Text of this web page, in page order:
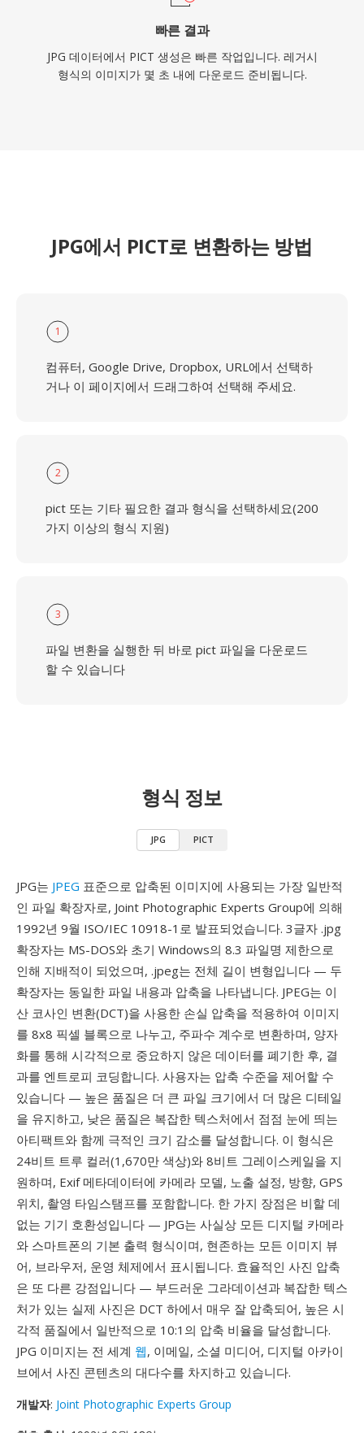
빠른 결과
JPG 데이터에서 PICT 생성은 빠른 작업입니다. 레거시
형식의 이미지가 몇 초 내에 다운로드 준비됩니다.
JPG에서 PICT로 변환하는 방법
1
컴퓨터, Google Drive, Dropbox, URL에서 선택하
거나 이 페이지에서 드래그하여 선택해 주세요.
2
pict 또는 기타 필요한 결과 형식을 선택하세요(200
가지 이상의 형식 지원)
3
파일 변환을 실행한 뒤 바로 pict 파일을 다운로드
할 수 있습니다
형식 정보
JPG PICT
JPG는 JPEG 표준으로 압축된 이미지에 사용되는 가장 일반적
인 파일 확장자로, Joint Photographic Experts Group에 의해
1992년 9월 ISO/IEC 10918-1로 발표되었습니다. 3글자 .jpg
확장자는 MS-DOS와 초기 Windows의 8.3 파일명 제한으로
인해 지배적이 되었으며, .jpeg는 전체 길이 변형입니다 — 두
확장자는 동일한 파일 내용과 압축을 나타냅니다. JPEG는 이
산 코사인 변환(DCT)을 사용한 손실 압축을 적용하여 이미지
를 8x8 픽셀 블록으로 나누고, 주파수 계수로 변환하며, 양자
화를 통해 시각적으로 중요하지 않은 데이터를 폐기한 후, 결
과를 엔트로피 코딩합니다. 사용자는 압축 수준을 제어할 수
있습니다 — 높은 품질은 더 큰 파일 크기에서 더 많은 디테일
을 유지하고, 낮은 품질은 복잡한 텍스처에서 점점 눈에 띄는
아티팩트와 함께 극적인 크기 감소를 달성합니다. 이 형식은
24비트 트루 컬러(1,670만 색상)와 8비트 그레이스케일을 지
원하며, Exif 메타데이터에 카메라 모델, 노출 설정, 방향, GPS
위치, 촬영 타임스탬프를 포함합니다. 한 가지 장점은 비할 데
없는 기기 호환성입니다 — JPG는 사실상 모든 디지털 카메라
와 스마트폰의 기본 출력 형식이며, 현존하는 모든 이미지 뷰
어, 브라우저, 운영 체제에서 표시됩니다. 효율적인 사진 압축
은 또 다른 강점입니다 — 부드러운 그라데이션과 복잡한 텍스
처가 있는 실제 사진은 DCT 하에서 매우 잘 압축되어, 높은 시
각적 품질에서 일반적으로 10:1의 압축 비율을 달성합니다.
JPG 이미지는 전 세계 웹, 이메일, 소셜 미디어, 디지털 아카이
브에서 사진 콘텐츠의 대다수를 차지하고 있습니다.
개발자: Joint Photographic Experts Group